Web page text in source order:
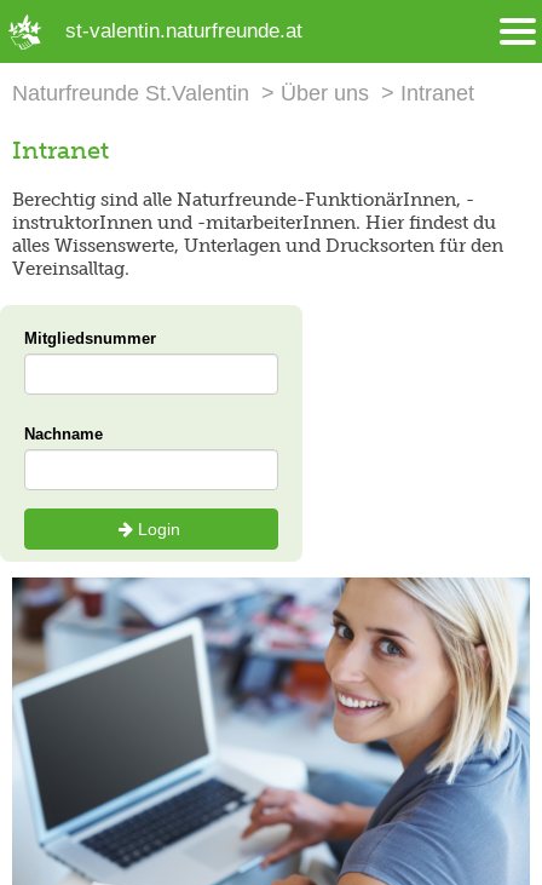
st-valentin.naturfreunde.at
Naturfreunde St.Valentin Über uns Intranet
Intranet
Berechtig sind alle Naturfreunde-FunktionärInnen, -
instruktorInnen und -mitarbeiterInnen. Hier findest du
alles Wissenswerte, Unterlagen und Drucksorten für den
Vereinsalltag.
Mitgliedsnummer
Nachname
Login